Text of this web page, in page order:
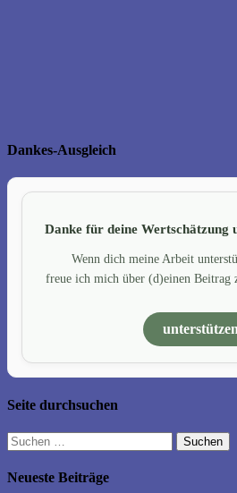
Dankes-Ausgleich
Danke für deine Wertschätzung
Wenn dich meine Arbeit
freue ich mich über (d)einen Beitrag
Seite durchsuchen
Suchen
nach:
Neueste Beiträge